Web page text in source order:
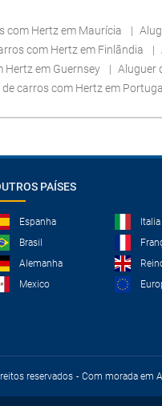
com Hertz em Maurícia
com Hertz em Finlândia
Hertz em Guernsey
Aluguer
carros com Hertz em Portugal
PAÍSES
Espanha
Italia
Brasil
Alemanha
Mexico
reservados Com morada em